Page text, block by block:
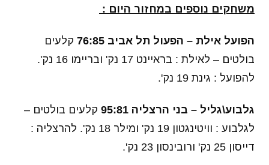
משחקים נוספים במחזור היום :
הפועל אילת – הפעול תל אביב 76:85
קלעים
בולטים – לאילת : בראיינט 17 נק' ובריימו 16 נק'.
להפועל : גינת 19 נק'.
גלבוע\גליל – בני הרצליה 95:81
קלעים בולטים –
לגלבוע : וויטינגטון 19 נק' ומילר 18 נק'. להרצליה :
דייסון 25 נק' ורובינסון 23 נק'.